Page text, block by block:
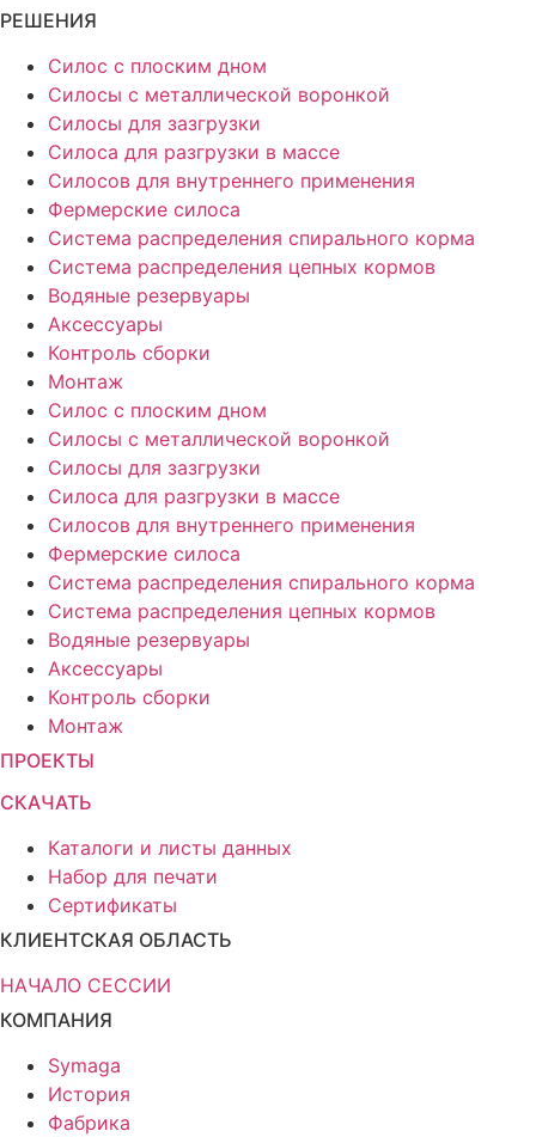
РЕШЕНИЯ
Силос с плоским дном
Силосы с металлической воронкой
Силосы для зазгрузки
Силоса для разгрузки в массе
Силосов для внутреннего применения
Фермерские силоса
Система распределения спирального корма
Система распределения цепных кормов
Водяные резервуары
Аксессуары
Контроль сборки
Монтаж
Силос с плоским дном
Силосы с металлической воронкой
Силосы для зазгрузки
Силоса для разгрузки в массе
Силосов для внутреннего применения
Фермерские силоса
Система распределения спирального корма
Система распределения цепных кормов
Водяные резервуары
Аксессуары
Контроль сборки
Монтаж
ПРОЕКТЫ
СКАЧАТЬ
Каталоги и листы данных
Набор для печати
Сертификаты
КЛИЕНТСКАЯ ОБЛАСТЬ
НАЧАЛО СЕССИИ
КОМПАНИЯ
Symaga
История
Фабрика